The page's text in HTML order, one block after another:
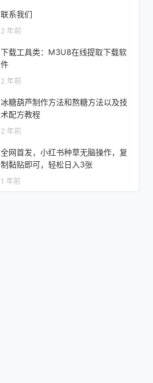
联系我们
2 年前
下载工具类：M3U8在线提取下载软
件
2 年前
冰糖葫芦制作方法和熬糖方法以及技
术配方教程
2 年前
全网首发，小红书种草无脑操作，复
制黏贴即可，轻松日入3张
1 年前